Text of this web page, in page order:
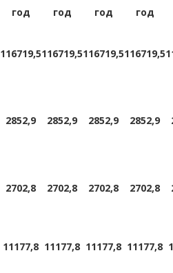
год
год
год
год
116719,5116719,5116719,5116719,5
2852,9 2852,9 2852,9 2852,9
2702,8 2702,8 2702,8 2702,8
11177,8 11177,8 11177,8 11177,8